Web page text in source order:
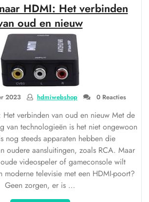
HDMI: Het verbinden
oud en nieuw
2023 hdmiwebshop 0 Reacties
Het verbinden van oud en nieuw Met de
van technologieën is het niet ongewoon
nog steeds apparaten hebben die
oudere aansluitingen, zoals RCA. Maar
videospeler of gameconsole wilt
moderne televisie met een HDMI-poort?
Geen zorgen, er is …